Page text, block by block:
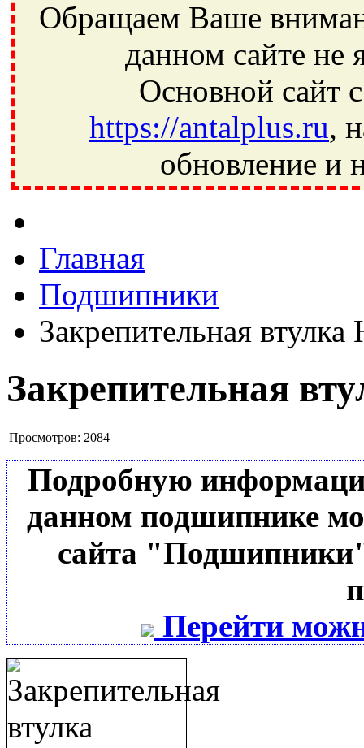
Обращаем Ваше
данном сайте не
Основной сайт
https://antalplus.ru,
обновление и
Ивантеевка, подшипники, пневматика, метизы, техника,
Главная
Подшипники
Закрепительная втулка
Закрепительная
Просмотров: 2084
Подробную
данном подшипнике
сайта
Перейти